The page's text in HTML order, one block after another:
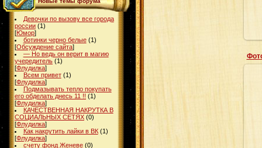
Девочки по вызову все города
россии (1)
[Юмор]
ботинки черно белые (1)
[Обсуждение сайта]
— Но ведь он верит в магию
учередитель (1)
[Флудилка]
Всем привет (1)
[Флудилка]
Подмазывать тепло покупать
его обделать днесь 11 !! (1)
[Флудилка]
КАЧЕСТВЕННАЯ НАКРУТКА В
СОЦИАЛЬНЫХ СЕТЯХ (0)
[Флудилка]
Как накрутить лайки в ВК (1)
[Флудилка]
счету фонд Женеве (0)